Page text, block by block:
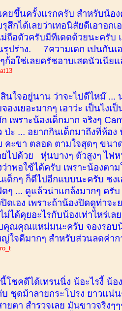
คยขึ้นครั้งแรกครับ สำหรับน้
สึกได้เลยว่าเทอนิสัยดีเอาอก
ม่ถือตัวครับมีทีเดดด้วยนะค
รุปร่าง. 7ความเดก เปนกันเ
ๆก้อใช่เลยครัชอาบเสดนัวเนี
นใจอยู่นาน ว่าจะไปดีไหม๊ ...
จองเยอะมากๆ เอาว่ะ เป็นไ
ก เพราะน้องเด็กมาก จริงๆ
ป่ะ ... อยากกินเด็กมาถึงที่ห้อ
คะขา ตลอด ตามใจสุดๆ ขนา
ยไปด้วย หุ่นบางๆ ตัวสูงๆ ไฟ
ว่าพอใช้ได้ครับ เพราะน้องตา
เด็กๆ ก็ดีไปอีกแบบนะครับ ชง
ดๆ ... ดูแล้วน่าแกล้งมากๆ ค
ดเอง เพราะถ้าน้องปิดดูท่าจ
ไม่ได้คุยอะไรกับน้องเท่าไหร่
คุณคุณแหม่มนะครับ จองรอบน้
ญ่ใจดีมากๆ สำหรับส่วนลดค่า
โชคดีได้เทรนนิ่ง น้อะไรงี้ น้อ
บ ชุดม้าลายกระโปรง ยาวแน่
ยตา สำรวจเลย มันขาวจริง